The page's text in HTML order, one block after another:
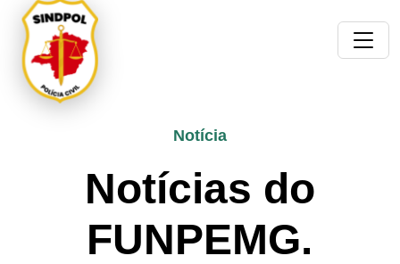
Notícia
Notícias do
FUNPEMG.